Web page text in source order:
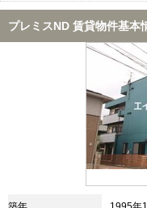
プレミスND 賃貸物件基本